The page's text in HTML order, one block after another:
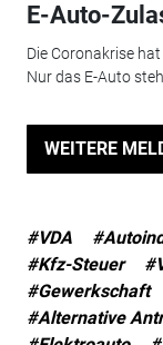
E-Auto-
Die Coronakrise
Nur das E-Auto
WEITERE
#VDA
#Kfz-Steuer
#Gewerkschaft
#Alternative